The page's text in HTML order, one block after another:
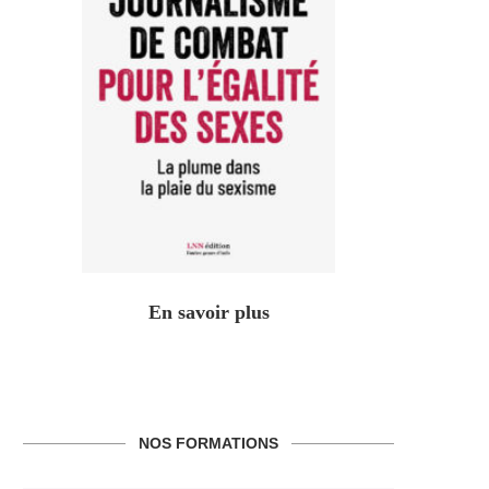
En savoir plus
NOS FORMATIONS